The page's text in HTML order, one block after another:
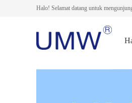
Halo! Selamat datang untuk